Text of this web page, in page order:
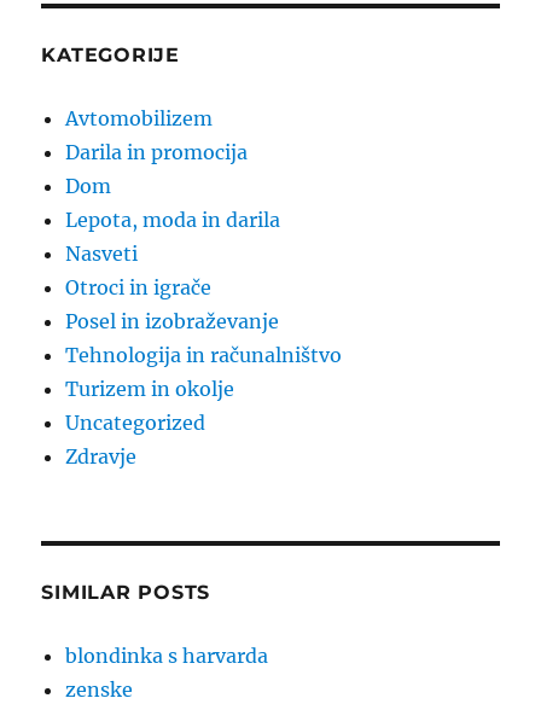
KATEGORIJE
Avtomobilizem
Darila in promocija
Dom
Lepota, moda in darila
Nasveti
Otroci in igrače
Posel in izobraževanje
Tehnologija in računalništvo
Turizem in okolje
Uncategorized
Zdravje
SIMILAR POSTS
blondinka s harvarda
zenske